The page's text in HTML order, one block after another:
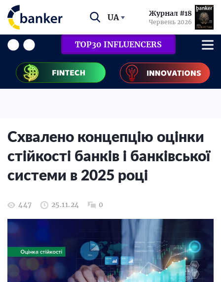
UA Журнал #18
Червень 2026
TOP30 INFLUENCERS
Схвалено концепцію оцінки
стійкості банків і банківської
системи в 2025 році
447 25.11.24 0